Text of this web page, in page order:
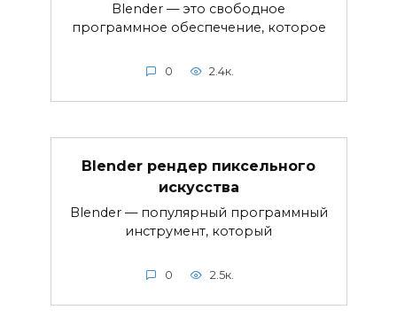
Blender — это свободное
программное обеспечение, которое
0 2.4к.
Blender рендер пиксельного
искусства
Blender — популярный программный
инструмент, который
0 2.5к.